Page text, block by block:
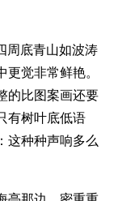
周底青山如波涛
觉非常鲜艳。
的比图案画还要
有树叶底低语
这种种声响多么